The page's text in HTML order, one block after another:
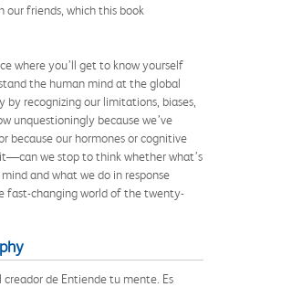
our friends, which this book
where you’ll get to know yourself
the human mind at the global
by recognizing our limitations, biases,
unquestioningly because we’ve
because our hormones or cognitive
we stop to think whether what’s
and what we do in response
fast-changing world of the twenty-
creador de Entiende tu mente. Es